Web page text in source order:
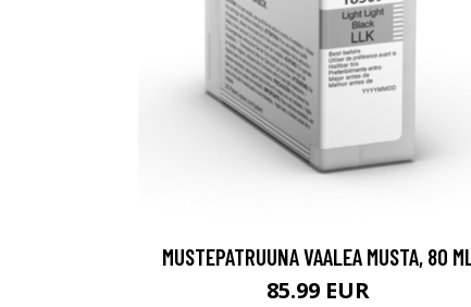
MUSTEPATRUUNA VAALEA MUSTA, 80
85.99 EUR